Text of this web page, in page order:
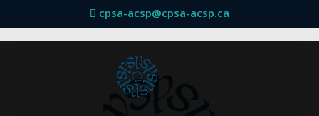
cpsa-acsp@cpsa-acsp.ca